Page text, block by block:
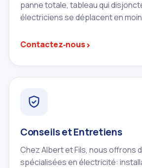
panne totale, tableau qui
électriciens se déplacent en
Contactez‑nous›
Conseils et Entretiens
Chez Albert et Fils, nous offrons
spécialisées en électricité: